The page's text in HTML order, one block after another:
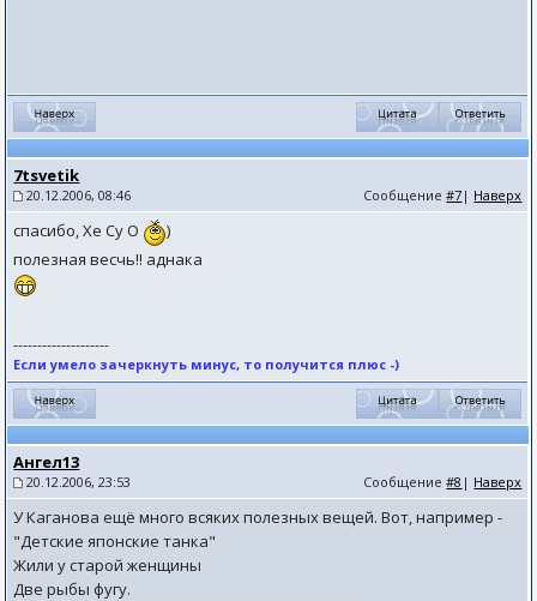
7tsvetik
20.12.2006, 08:46 Сообщение#7 | Наверх
спасибо, Хе Су О
)
полезная весчь!! аднака
--------------------
Если умело зачеркнуть минус, то получится плюс -)
Ангел13
20.12.2006, 23:53 Сообщение#8 | Наверх
У Каганова ещё много всяких полезных вещей. Вот, например -
"Детские японские танка"
Жили у старой женщины
Две рыбы фугу.